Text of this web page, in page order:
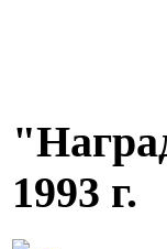
1993 г.